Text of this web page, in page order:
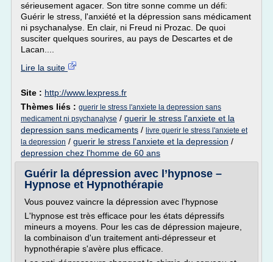
sérieusement agacer. Son titre sonne comme un défi:
Guérir le stress, l'anxiété et la dépression sans médicament
ni psychanalyse. En clair, ni Freud ni Prozac. De quoi
susciter quelques sourires, au pays de Descartes et de
Lacan....
Lire la suite
Site : http://www.lexpress.fr
Thèmes liés : guerir le stress l'anxiete la depression sans
medicament ni psychanalyse / guerir le stress l'anxiete et la
depression sans medicaments / livre guerir le stress l'anxiete et
la depression / guerir le stress l'anxiete et la depression /
depression chez l'homme de 60 ans
Guérir la dépression avec l’hypnose –
Hypnose et Hypnothérapie
Vous pouvez vaincre la dépression avec l'hypnose
L'hypnose est très efficace pour les états dépressifs
mineurs a moyens. Pour les cas de dépression majeure,
la combinaison d'un traitement anti-dépresseur et
hypnothérapie s'avère plus efficace.